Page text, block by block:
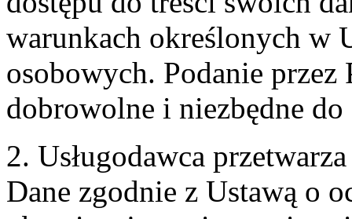
warunkach określonych w
osobowych. Podanie przez
dobrowolne i niezbędne
2. Usługodawca
Dane zgodnie z Ustawą o